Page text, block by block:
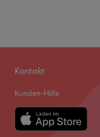
Kontakt
Kunden-Hilfe